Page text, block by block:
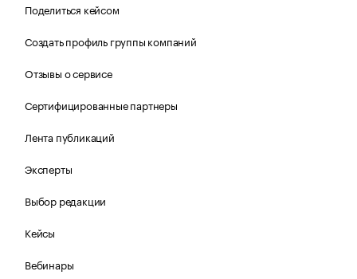
Поделиться кейсом
Создать профиль группы компаний
Отзывы о сервисе
Сертифицированные партнеры
Лента публикаций
Эксперты
Выбор редакции
Кейсы
Вебинары